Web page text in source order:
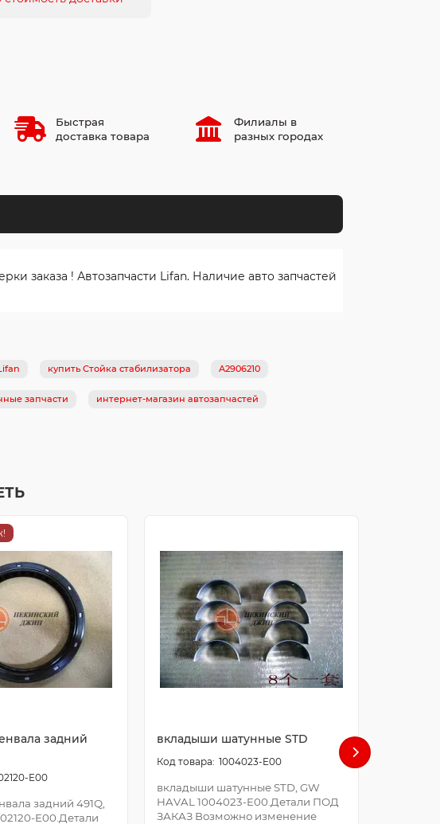
Быстрая
доставка товара
Филиалы в
разных городах
заказа ! Автозапчасти Lifan. Наличие авто запчастей
купить Стойка стабилизатора A2906210
запчасти интернет-магазин автозапчастей
задний
E00
задний 491Q,
E00.Детали
вкладыши шатунные STD
1004023-E00
вкладыши шатунные STD, GW
HAVAL 1004023-E00.Детали ПОД
ЗАКАЗ Возможно изменение